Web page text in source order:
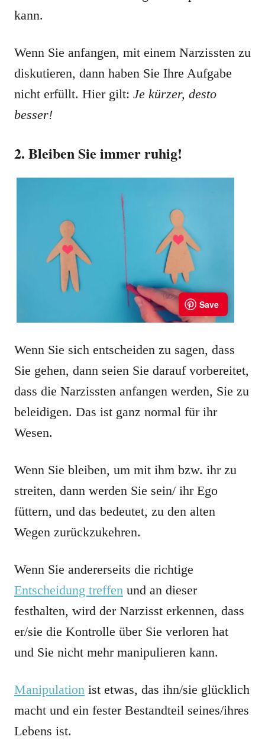
kann.
Wenn Sie anfangen, mit einem Narzissten zu
diskutieren, dann haben Sie Ihre Aufgabe
nicht erfüllt. Hier gilt: Je kürzer, desto
besser!
2. Bleiben Sie immer ruhig!
Wenn Sie sich entscheiden zu sagen, dass
Sie gehen, dann seien Sie darauf vorbereitet,
dass die Narzissten anfangen werden, Sie zu
beleidigen. Das ist ganz normal für ihr
Wesen.
Wenn Sie bleiben, um mit ihm bzw. ihr zu
streiten, dann werden Sie sein/ ihr Ego
füttern, und das bedeutet, zu den alten
Wegen zurückzukehren.
Wenn Sie andererseits die richtige
Entscheidung treffen und an dieser
festhalten, wird der Narzisst erkennen, dass
er/sie die Kontrolle über Sie verloren hat
und Sie nicht mehr manipulieren kann.
Manipulation ist etwas, das ihn/sie glücklich
macht und ein fester Bestandteil seines/ihres
Lebens ist.